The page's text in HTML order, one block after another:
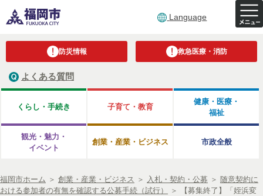
Language
防災情報 救急医療・消防
よくある質問
くらし・手続き 子育て・教育
健康・医療・
福祉
観光・魅力・
イベント
創業・産業・ビジネス 市政全般
福岡市ホーム ＞ 創業・産業・ビジネス ＞ 入札・契約・公募 ＞ 随意契約に
おける参加者の有無を確認する公募手続（試行）
＞
【募集終了】「姪浜変